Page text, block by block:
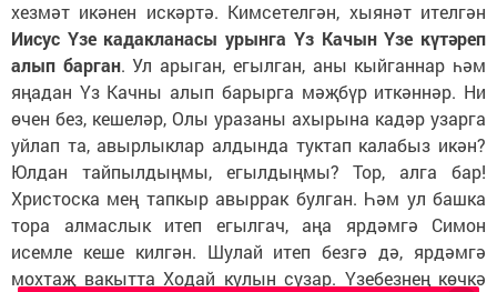
хезмәт икәнен искәртә. Кимсетелгән, хыянәт ителгән
Иисус Үзе кадакланасы урынга Үз Качын Үзе күтәреп
алып барган. Ул арыган, егылган, аны кыйганнар һәм
яңадан Үз Качны алып барырга мәҗбүр иткәннәр. Ни
өчен без, кешеләр, Олы уразаны ахырына кадәр узарга
уйлап та, авырлыклар алдында туктап калабыз икән?
Юлдан тайпылдыңмы, егылдыңмы? Тор, алга бар!
Христоска мең тапкыр авыррак булган. Һәм ул башка
тора алмаслык итеп егылгач, аңа ярдәмгә Симон
исемле кеше килгән. Шулай итеп безгә дә, ярдәмгә
мохтаҗ вакытта Ходай кулын сузар. Үзебезнең көчкә